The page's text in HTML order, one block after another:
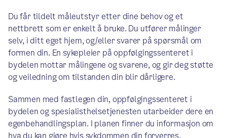
Du får tildelt måleutstyr etter dine behov og et
nettbrett som er enkelt å bruke. Du utfører målinger
selv, i ditt eget hjem, og/eller svarer på spørsmål om
formen din. En sykepleier på oppfølgingssenteret i
bydelen mottar målingene og svarene, og gir deg støtte
og veiledning om tilstanden din blir dårligere.
Sammen med fastlegen din, oppfølgingssenteret i
bydelen og spesialisthelsetjenesten utarbeider dere en
egenbehandlingsplan. I planen finner du informasjon om
hva du kan gjøre hvis sykdommen din forverres.